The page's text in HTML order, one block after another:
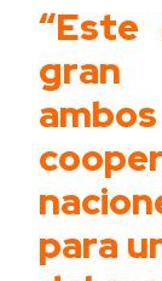
gran
para